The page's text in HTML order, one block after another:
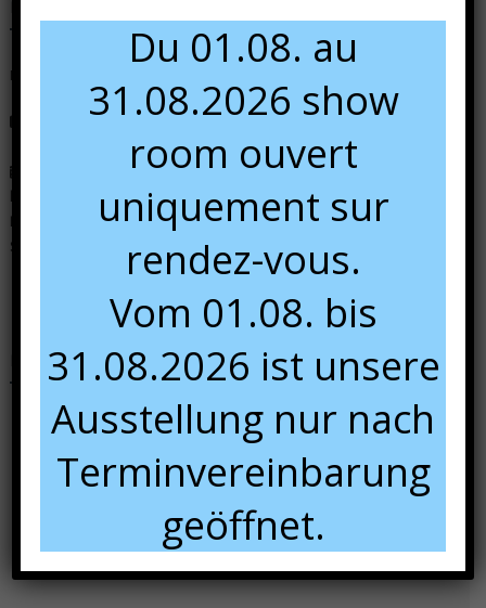
N'hésitez pas à nous contacter pour tous renseignements.
+49 681 84 49 60 13
Dans notre show room, du 01/04 au 01/08 :
lundi :
sur rendez-vous
Mardi au vendredi : 9:00 à 12:00 et 13:00 à 18:00
Samedi :
Nous rencontrer
Du 01.08. au
31.08.2026 show
room ouvert
uniquement sur
rendez-vous.
Vom 01.08. bis
31.08.2026 ist unsere
Ausstellung nur nach
Terminvereinbarung
geöffnet.